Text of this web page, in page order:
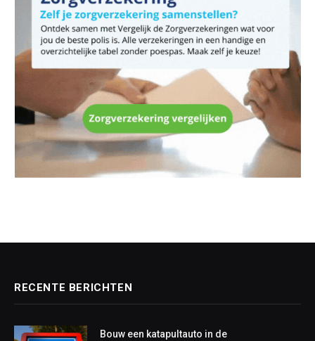
RECENTE BERICHTEN
Bouw een katapultauto in de